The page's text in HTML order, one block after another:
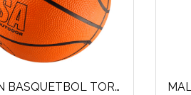
BALON BASQUETBOL TORPEDO LEAGUE